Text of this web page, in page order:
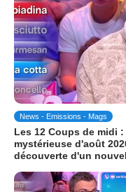
News - Emissions - Mags
Les 12 Coups de midi
mystérieuse d'août
découverte d'un